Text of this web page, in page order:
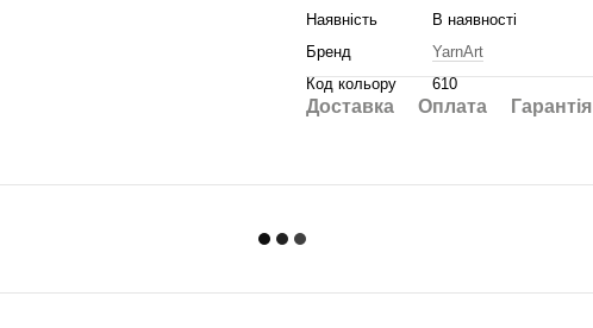
Наявність
В наявності
Бренд
YarnArt
Код кольору
610
Доставка Оплата Гарантія